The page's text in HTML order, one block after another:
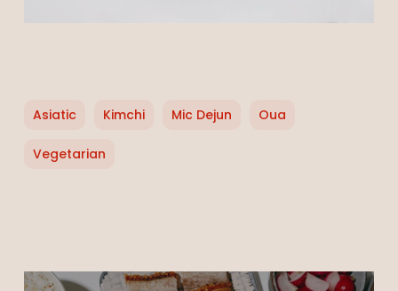
Asiatic Kimchi Mic Dejun Oua
Vegetarian